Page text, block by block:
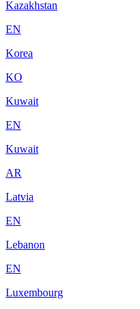
Kazakhstan
EN
Korea
KO
Kuwait
EN
Kuwait
AR
Latvia
EN
Lebanon
EN
Luxembourg